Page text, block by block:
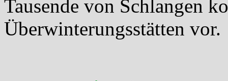
Tausende von Schlangen
Überwinterungsstätten vor.